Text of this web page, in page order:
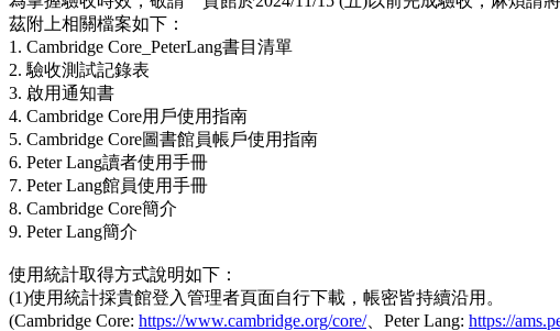
茲附上相關檔案如下：
1. Cambridge Core_PeterLang書目清單
2. 驗收測試記錄表
3. 啟用通知書
4. Cambridge Core用戶使用指南
5. Cambridge Core圖書館員帳戶使用指南
6. Peter Lang讀者使用手冊
7. Peter Lang館員使用手冊
8. Cambridge Core簡介
9. Peter Lang簡介
使用統計取得方式說明如下：
(1)使用統計採貴館登入管理者頁面自行下載，帳密皆持續沿用。
(Cambridge Core: https://www.cambridge.org/core/、Peter Lang: https://